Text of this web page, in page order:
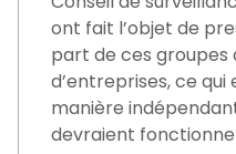
ont fait l’objet de
part de ces groupes
d’entreprises, ce
manière
devraient